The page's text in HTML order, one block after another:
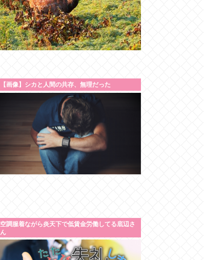
【画像】シカと人間の共存、無理だった
空調服着ながら炎天下で低賃金労働してる底辺さ
ん